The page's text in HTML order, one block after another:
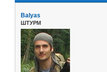
Balyas
ШТУРМ